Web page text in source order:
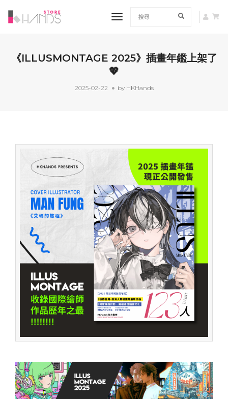
toggle navigation
《ILLUSMONTAGE 2025》插畫年鑑上架了
💖
2025-02-22 by HKHands